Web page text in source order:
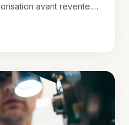
avant revente.